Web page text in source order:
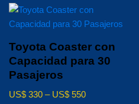
Toyota Coaster con
Capacidad para 30
Pasajeros
US$ 330 – US$ 550